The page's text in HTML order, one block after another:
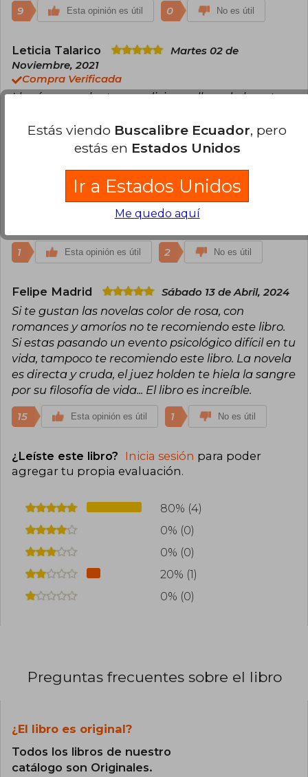
9 Esta opinión es útil 0 No es útil
Leticia Talarico
Martes 02 de
Noviembre, 2021
Compra Verificada
Llegó en excelentes condiciones, llegada lo antes
No es útil
Patricia Bueno
Miércoles 07 de
Octubre, 2020
Compra Verificada
1 Esta opinión es útil 2 No es útil
Felipe Madrid Sábado 13 de Abril, 2024
Si te gustan las novelas color de rosa, con
romances y amoríos no te recomiendo este libro.
Si estas pasando un evento psicológico difícil en tu
vida, tampoco te recomiendo este libro. La novela
es directa y cruda, el juez holden te hiela la sangre
por su filosofía de vida... El libro es increíble.
15 Esta opinión es útil 1 No es útil
¿Leíste este libro? Inicia sesión para poder
agregar tu propia evaluación.
80% (4)
0% (0)
0% (0)
20% (1)
0% (0)
Preguntas frecuentes sobre el libro
¿El libro es original?
Todos los libros de nuestro
catálogo son Originales.
Estás viendo Buscalibre Ecuador, pero
estás en Estados Unidos
Ir a Estados Unidos
Me quedo aquí